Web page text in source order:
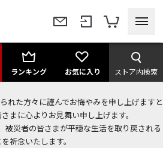
ランキング お気に入り ストア内検索
れた方々に謹んでお悔やみを申し上げますと
まに心よりお見舞い申し上げます。
被災者の皆さまが平穏な生活を取り戻される
祈念いたします。
・お問い合わせ＞
OFFクーポンプレゼント！